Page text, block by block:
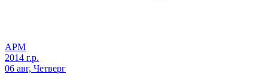
АРМ
2014 г.р.
06 авг, Четверг